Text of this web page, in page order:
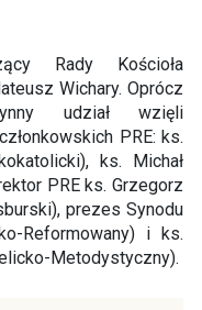
Rady Kościoła
Wichary. Oprócz
udział wzięli
PRE: ks.
ks. Michał
PRE ks. Grzegorz
prezes Synodu
Reformowany) i ks.
Metodystyczny).